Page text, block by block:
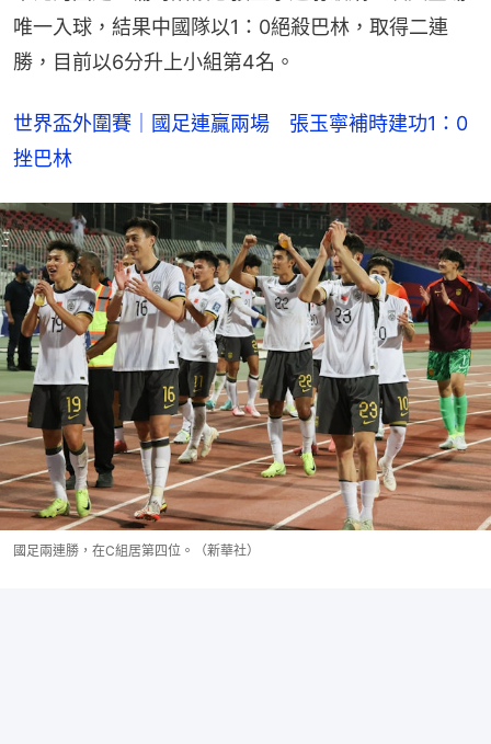
唯一入球，結果中國隊以1：0絕殺巴林，取得二連
勝，目前以6分升上小組第4名。
世界盃外圍賽｜國足連贏兩場　張玉寧補時建功1：0
挫巴林
國足兩連勝，在C組居第四位。（新華社）